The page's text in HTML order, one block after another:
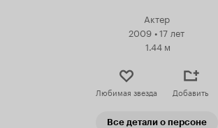
Актер
2009 •17 лет
1.44 м
Любимая звезда Добавить
Все детали о персоне